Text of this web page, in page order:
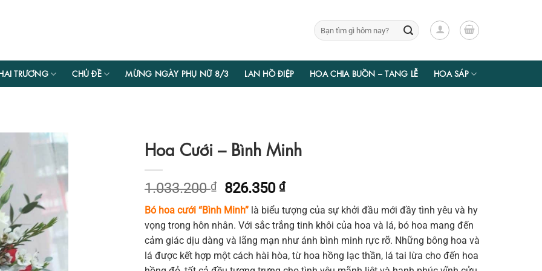
Tìm
kiếm:
TRƯƠNG CHỦ ĐỀ MỪNG NGÀY PHỤ NỮ 8/3 LAN HỒ ĐIỆP HOA CHIA BUỒN – TANG LỄ HOA SÁP
Hoa Cưới – Bình Minh
1.033.200₫
Giá
gốc
là:
1.033.200 ₫.
826.350₫Giá
tại
là:
826.350 ₫.
Bó hoa cưới “Bình Minh” là biểu tượng của sự khởi đầu mới đầy tình yêu và hy
vọng trong hôn nhân. Với sắc trắng tinh khôi của hoa và lá, bó hoa mang đến
cảm giác dịu dàng và lãng mạn như ánh bình minh rực rỡ. Những bông hoa và
lá được kết hợp một cách hài hòa, từ hoa hồng lạc thần, lá tai lừa cho đến hoa